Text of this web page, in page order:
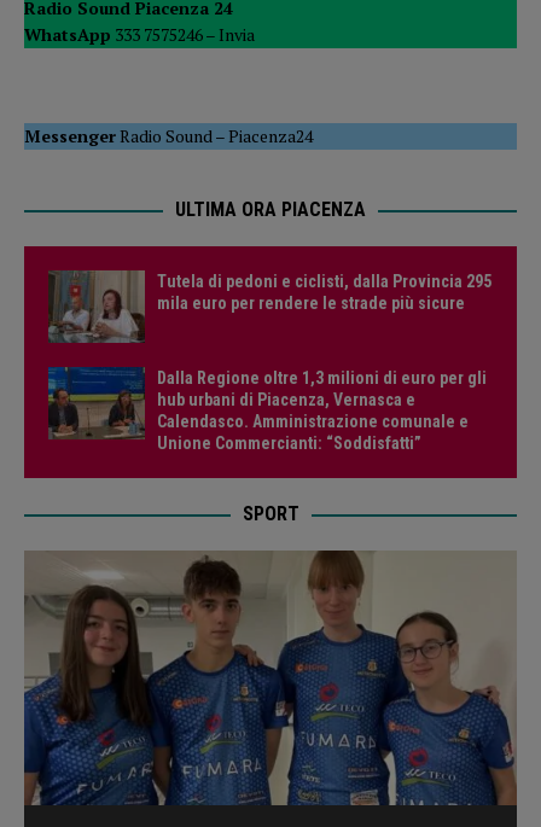
Radio Sound Piacenza 24
WhatsApp 333 7575246 – Invia
MessengerRadio Sound–Piacenza24
ULTIMA ORA PIACENZA
Tutela di pedoni e ciclisti, dalla Provincia 295
mila euro per rendere le strade più sicure
Dalla Regione oltre 1,3 milioni di euro per gli
hub urbani di Piacenza, Vernasca e
Calendasco. Amministrazione comunale e
Unione Commercianti: “Soddisfatti”
SPORT